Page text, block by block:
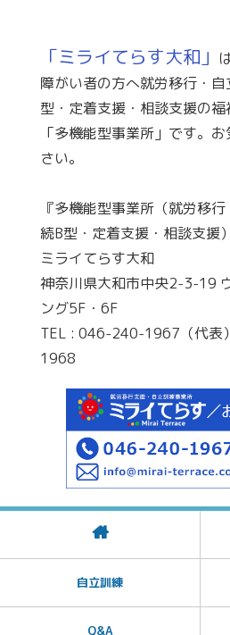
「ミライてらす大和」
障がい者の方へ就労移行・
型・定着支援・相談支援の
「多機能型事業所」です。
さい。
『多機能型事業所（就労移
続B型・定着支援・相談支援
ミライてらす大和
神奈川県大和市中央2-3-19
ング5F・6F
TEL : 046-240-1967（代表
1968
自立訓練
Q&A